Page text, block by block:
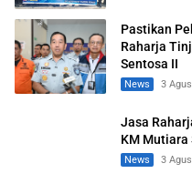
Pastikan
Raharja
Sentosa II
News 3
Jasa
KM Mutiara
News 3